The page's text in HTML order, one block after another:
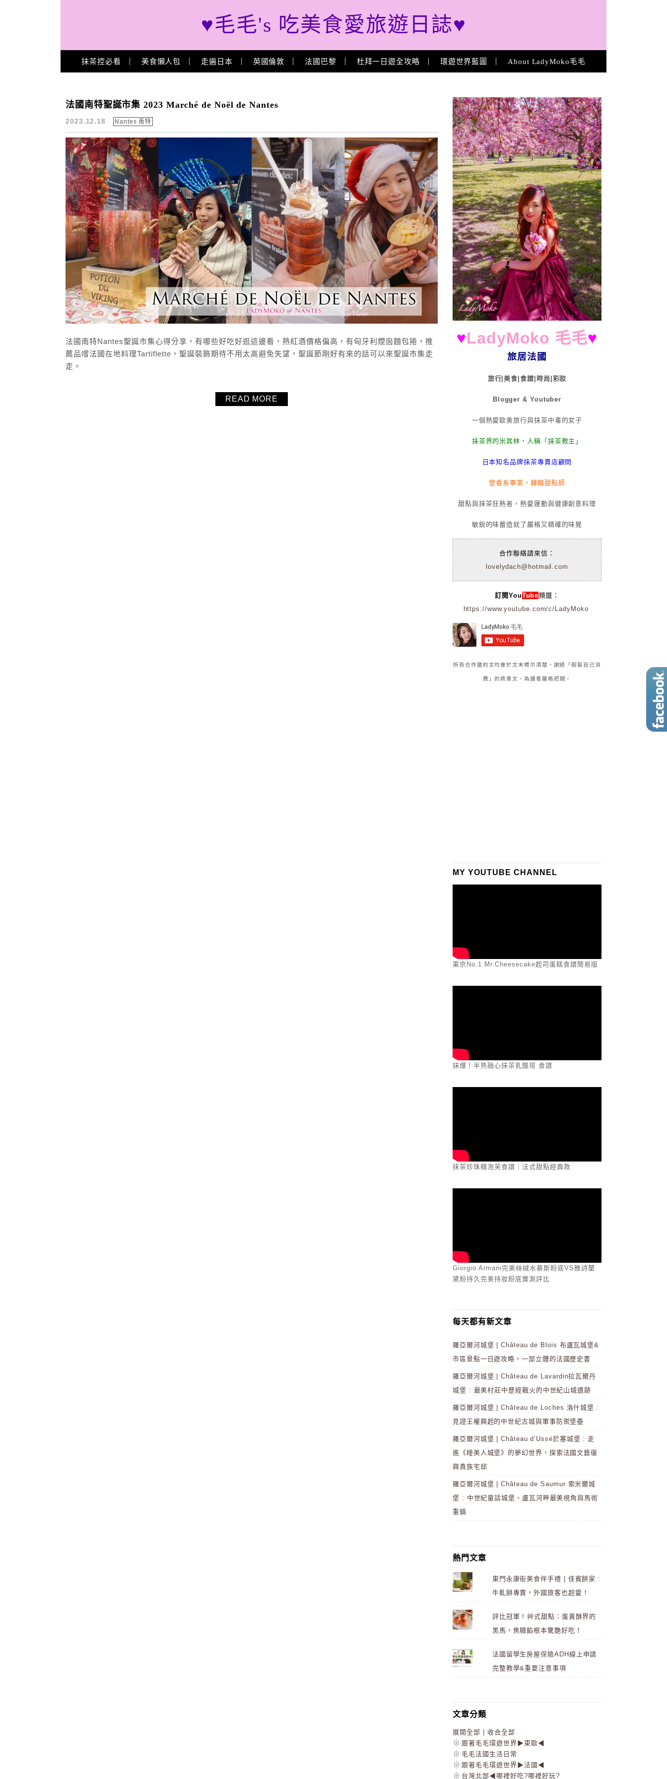
♥毛毛's 吃美食愛旅遊日誌♥
Main Menu
抹茶控必看 美食懶人包 走遍日本 英國倫敦 法國巴黎 杜拜一日遊全攻略 環遊世界藍圖 About LadyMoko毛毛
南特聖誕市集
法國南特聖誕市集 2023 Marché de Noël de Nantes
2023.12.18 Nantes 南特
法國南特Nantes聖誕市集心得分享，有哪些好吃好逛這邊看，熱紅酒價格偏高，有匈牙利煙囪麵包捲，推
薦品嚐法國在地料理Tartiflette，聖誕裝飾期待不用太高避免失望，聖誕節剛好有來的話可以來聖誕市集走
走。
READ MORE
About
♥LadyMoko 毛毛♥
旅居法國
旅行|美食|食譜|時尚|彩妝
Blogger & Youtuber
一個熱愛歐美旅行與抹茶中毒的女子
抹茶界的米其林，人稱「抹茶教主」
日本知名品牌抹茶專賣店顧問
營養系畢業，轉職甜點師
甜點與抹茶狂熱者，熱愛運動與健康創意料理
敏銳的味蕾造就了嚴格又精確的味覺
合作聯絡請來信：
lovelydach@hotmail.com
訂閱YouTube頻道：
https://www.youtube.com/c/LadyMoko
所有合作邀約文均會於文末標示清楚，謝絕「假裝自己消
費」的商業文，為讀者嚴格把關。
MY YOUTUBE CHANNEL
東京No.1 Mr.Cheesecake起司蛋糕食譜簡易版
抹爆！半熟融心抹茶乳酪塔 食譜
抹茶珍珠糖泡芙食譜｜法式甜點經典款
Giorgio Armani完美絲絨水慕斯粉底VS雅詩蘭
黛粉持久完美持妝粉底實測評比
每天都有新文章
羅亞爾河城堡 | Château de Blois 布盧瓦城堡&
市區景點一日遊攻略，一部立體的法國歷史書
羅亞爾河城堡 | Château de Lavardin拉瓦爾丹
城堡 : 最美村莊中歷經戰火的中世紀山城遺跡
羅亞爾河城堡 | Château de Loches 洛什城堡 :
見證王權興起的中世紀古城與軍事防禦堡壘
羅亞爾河城堡 | Château d’Ussé於塞城堡 : 走
進《睡美人城堡》的夢幻世界，探索法國文藝復
興貴族宅邸
羅亞爾河城堡 | Château de Saumur 索米爾城
堡 : 中世紀童話城堡、盧瓦河畔最美視角與馬術
重鎮
熱門文章
東門永康街美食伴手禮 | 佳賓餅家 :
牛軋餅專賣，外國旅客也超愛！
評比冠軍 ! 艸式甜點：蛋黃酥界的
黑馬，焦糖餡根本驚艷好吃！
法國留學生房屋保險ADH線上申請
完整教學&重要注意事項
文章分類
展開全部
收合全部
跟著毛毛環遊世界▶東歐◀
毛毛法國生活日常
跟著毛毛環遊世界▶法國◀
台灣北部◀哪裡好吃?哪裡好玩?